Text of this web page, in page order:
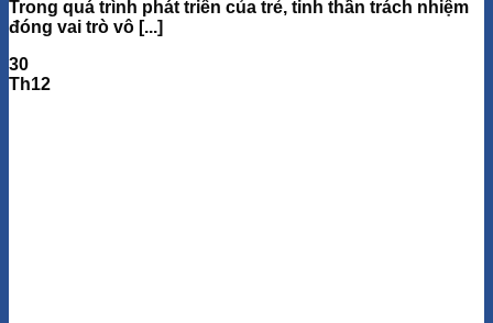
Trong quá trình phát triển của trẻ, tinh thần trách nhiệm
đóng vai trò vô [...]
30
Th12